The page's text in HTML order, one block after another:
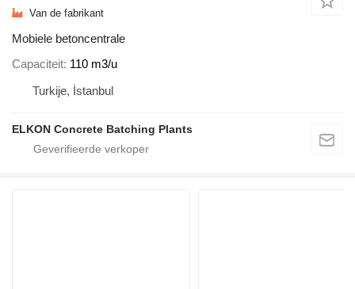
Van de fabrikant
Mobiele betoncentrale
Capaciteit 110 m3/u
Turkije, İstanbul
ELKON Concrete Batching Plants